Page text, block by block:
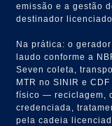
emissão e a gestão
destinador
Na prática: o
laudo conforme a
Seven coleta,
MTR no SINIR e
físico — reciclagem,
credenciada,
pela cadeia